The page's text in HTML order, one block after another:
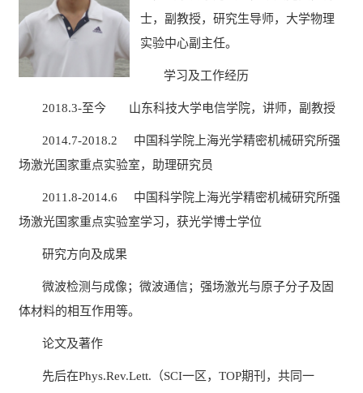
士，副教授，研究生导师，大学物理
实验中心副主任。
学习及工作经历
2018.3-至今 山东科技大学电信学院，讲师，副教授
2014.7-2018.2 中国科学院上海光学精密机械研究所强
场激光国家重点实验室，助理研究员
2011.8-2014.6 中国科学院上海光学精密机械研究所强
场激光国家重点实验室学习，获光学博士学位
研究方向及成果
微波检测与成像；微波通信；强场激光与原子分子及固
体材料的相互作用等。
论文及著作
先后在Phys.Rev.Lett.（SCI一区，TOP期刊，共同一